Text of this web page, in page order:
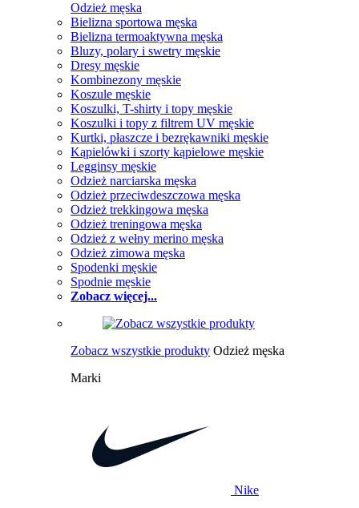
Odzież męska
Bielizna sportowa męska
Bielizna termoaktywna męska
Bluzy, polary i swetry męskie
Dresy męskie
Kombinezony męskie
Koszule męskie
Koszulki, T-shirty i topy męskie
Koszulki i topy z filtrem UV męskie
Kurtki, płaszcze i bezrękawniki męskie
Kąpielówki i szorty kąpielowe męskie
Legginsy męskie
Odzież narciarska męska
Odzież przeciwdeszczowa męska
Odzież trekkingowa męska
Odzież treningowa męska
Odzież z wełny merino męska
Odzież zimowa męska
Spodenki męskie
Spodnie męskie
Zobacz więcej...
Zobacz wszystkie produkty Odzież męska
Marki
Nike